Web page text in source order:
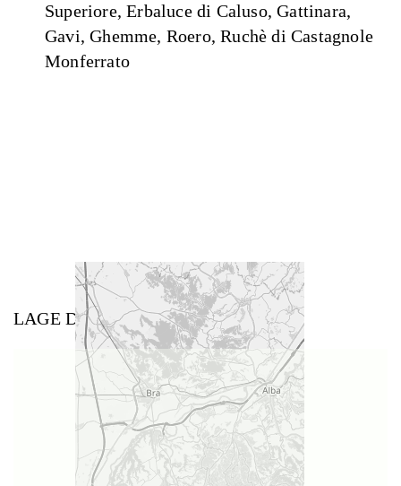
Superiore, Erbaluce di Caluso, Gattinara,
Gavi, Ghemme, Roero, Ruchè di Castagnole
Monferrato
LAGE DES WEINGUTS